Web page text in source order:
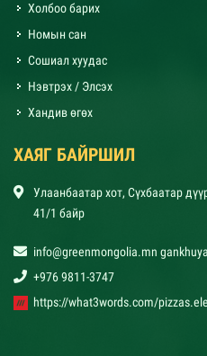
Холбоо барих
Номын сан
Сошиал хуудас
Нэвтрэх / Элсэх
Хандив өгөх
ХАЯГ БАЙРШИЛ
Улаанбаатар хот, Сүхбаатар
41/1 байр
info@greenmongolia.mn
+976 9811-3747
https://what3words.com/